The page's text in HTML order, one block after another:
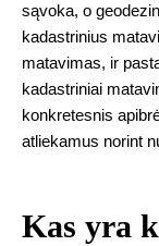
sąvoka, o
kadastrinius
matavimas, ir
kadastriniai
konkretesnis
atliekamus norint
Kas yra